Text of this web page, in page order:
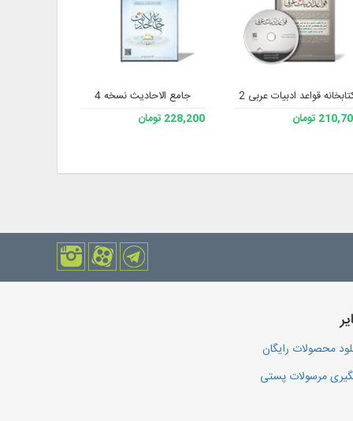
قواعد ادبیات عربی 2
تومان
جامع الاحادیث نسخه 4
228,200 تومان
محصولات رایگان
مرسولات پستی